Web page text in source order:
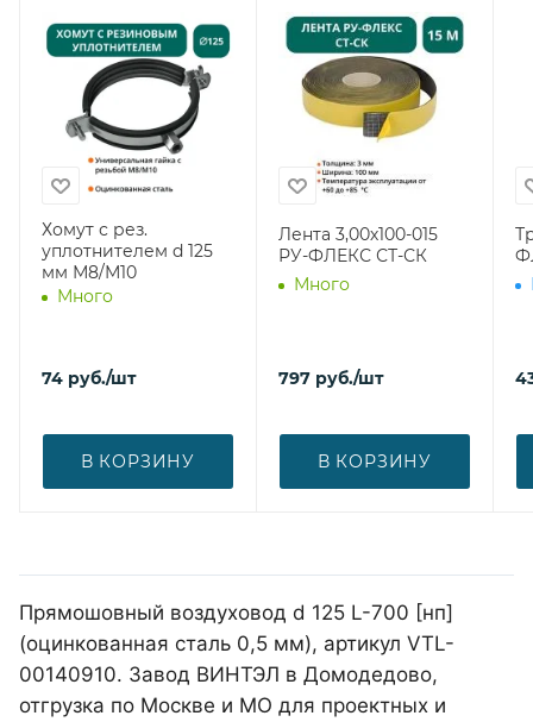
Хомут с рез.
уплотнителем d 125
мм М8/М10
Много
74 руб./шт
В КОРЗИНУ
Лента 3,00х100-015
РУ-ФЛЕКС СТ-СК
Много
797 руб./шт
В КОРЗИНУ
Прямошовный воздуховод d 125 L-700 [нп]
(оцинкованная сталь 0,5 мм), артикул VTL-
00140910. Завод ВИНТЭЛ в Домодедово,
отгрузка по Москве и МО для проектных и